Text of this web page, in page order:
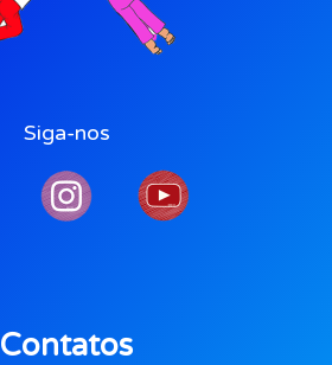
Siga-nos
Contatos